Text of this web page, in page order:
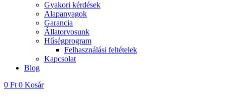
Gyakori kérdések
Alapanyagok
Garancia
Állatorvosunk
Hűségprogram
Felhasználási feltételek
Kapcsolat
Blog
0 Ft 0 Kosár